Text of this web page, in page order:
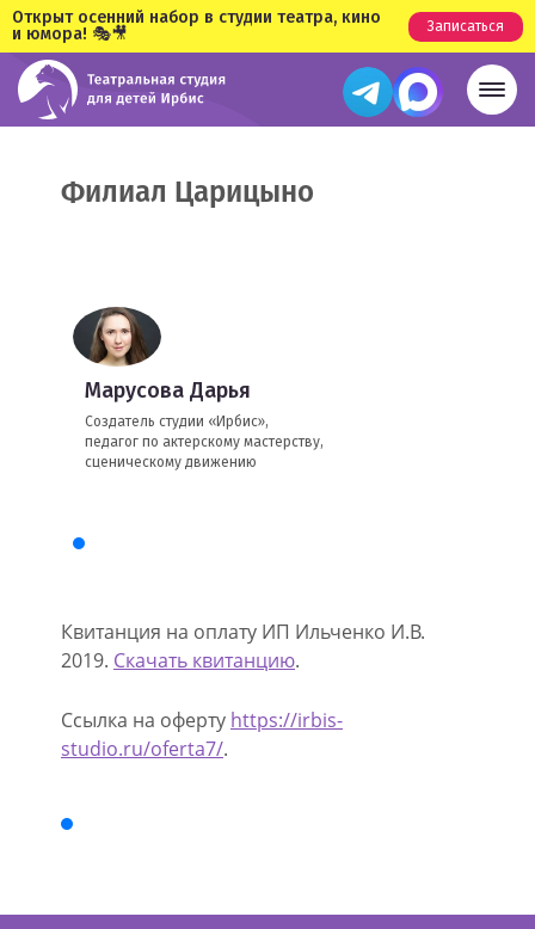
Открыт осенний набор в студии театра, кино
и юмора! 🎭🎥
Записаться
Филиал Царицыно
Марусова Дарья
Создатель студии «Ирбис»,
педагог по актерскому мастерству,
сценическому движению
Квитанция на оплату ИП Ильченко И.В.
2019. Скачать квитанцию.
Ссылка на оферту https://irbis-
studio.ru/oferta7/.